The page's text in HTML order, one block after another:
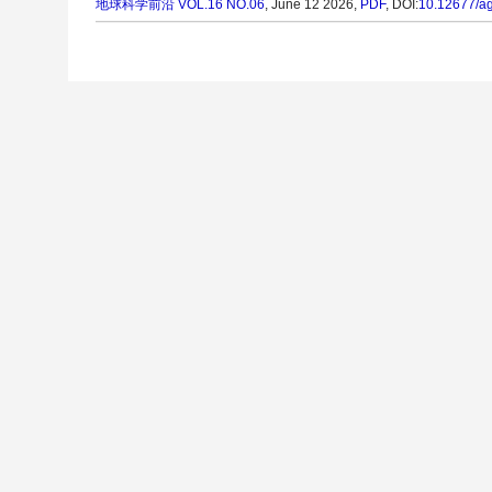
地球科学前沿 VOL.16 NO.06, June 12 2026, PDF, DOI:10.12677/